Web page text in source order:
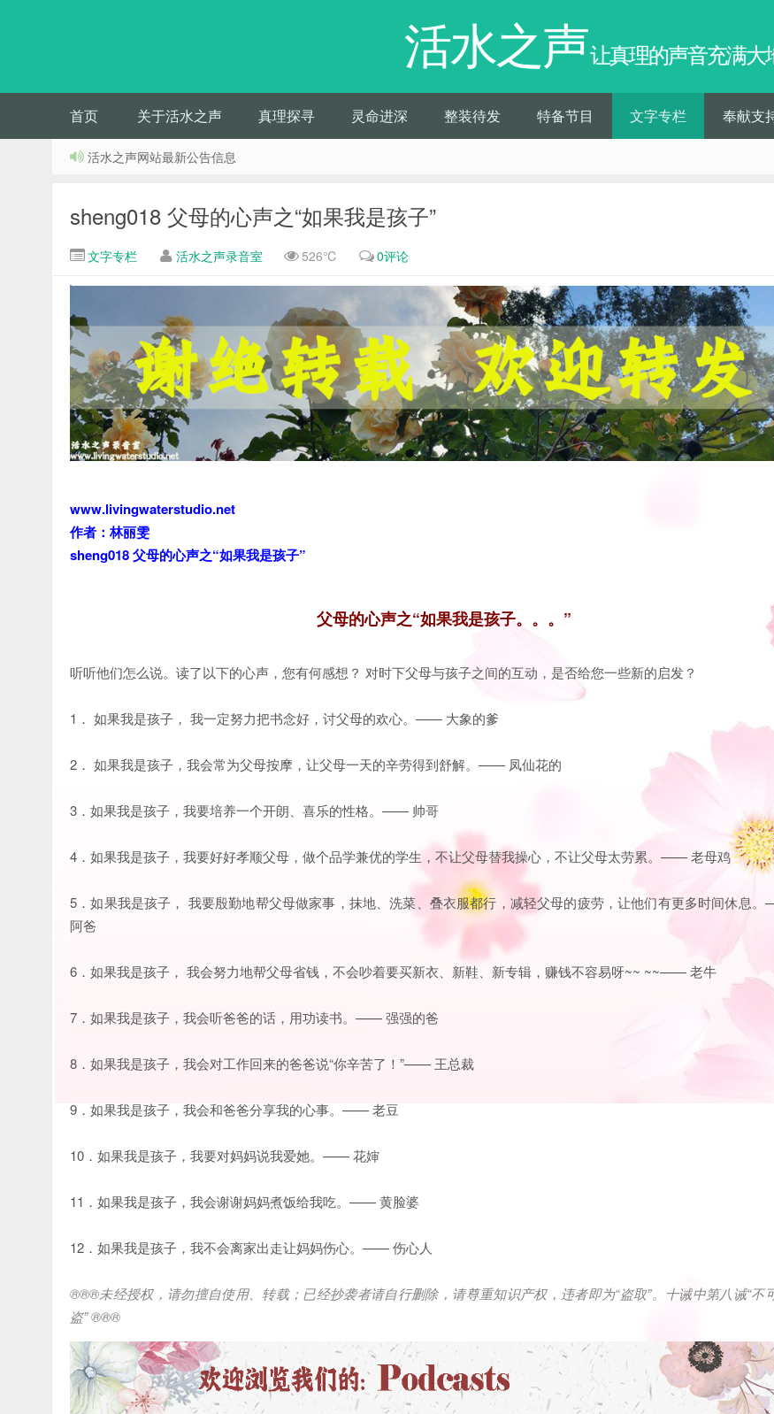
活水之声让真理的声音充满大
首页 关于活水之声 真理探寻 灵命进深 整装待发 特备节目 文字专栏 奉献支
活水之声网站最新公告信息
sheng018 父母的心声之“如果我是孩子”
文字专栏 活水之声录音室 526℃ 0评论
www.livingwaterstudio.net
作者：林丽雯
sheng018 父母的心声之“如果我是孩子”
父母的心声之“如果我是孩子。。。”
听听他们怎么说。读了以下的心声，您有何感想？ 对时下父母与孩子之间的互动，是否给您一些新的启发？
1． 如果我是孩子， 我一定努力把书念好，讨父母的欢心。—— 大象的爹
2． 如果我是孩子，我会常为父母按摩，让父母一天的辛劳得到舒解。—— 凤仙花的
3．如果我是孩子，我要培养一个开朗、喜乐的性格。—— 帅哥
4．如果我是孩子，我要好好孝顺父母，做个品学兼优的学生，不让父母替我操心，不让父母太劳累。—— 老母鸡
5．如果我是孩子， 我要殷勤地帮父母做家事，抹地、洗菜、叠衣服都行，减轻父母的疲劳，让他们有更多时间休息
阿爸
6．如果我是孩子， 我会努力地帮父母省钱，不会吵着要买新衣、新鞋、新专辑，赚钱不容易呀~~ ~~—— 老牛
7．如果我是孩子，我会听爸爸的话，用功读书。—— 强强的爸
8．如果我是孩子，我会对工作回来的爸爸说“你辛苦了！”—— 王总裁
9．如果我是孩子，我会和爸爸分享我的心事。—— 老豆
10．如果我是孩子，我要对妈妈说我爱她。—— 花婶
11．如果我是孩子，我会谢谢妈妈煮饭给我吃。—— 黄脸婆
12．如果我是孩子，我不会离家出走让妈妈伤心。—— 伤心人
®®®未经授权，请勿擅自使用、转载；已经抄袭者请自行删除，请尊重知识产权，违者即为“盗取”。十诫中第八诫“不
盗” ®®®